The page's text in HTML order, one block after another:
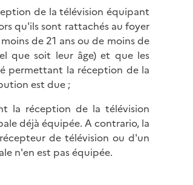
de la télévision équipant
qu'ils sont rattachés au foyer
de 21 ans ou de moins de
que soit leur âge) et que les
permettant la réception de la
est due ;
la réception de la télévision
déjà équipée. A contrario, la
de télévision ou d'un
n'en est pas équipée.